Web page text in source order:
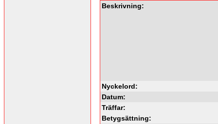
Beskrivning:
Nyckelord:
Datum:
Träffar:
Betygsättning: